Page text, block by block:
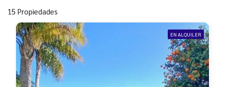
15 Propiedades
EN ALQUILER